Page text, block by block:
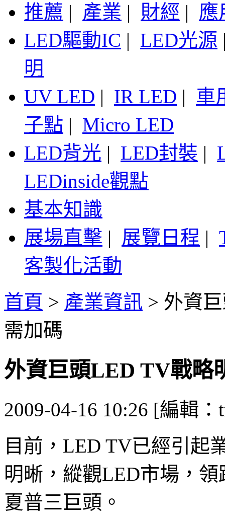
推薦 | 產業 | 財經 | 應
LED驅動IC | LED光源
明
UV LED | IR LED | 車
子點 | Micro LED
LED背光 | LED封裝 |
LEDinside觀點
基本知識
展場直擊 | 展覽日程 |
客製化活動
首頁 > 產業資訊 > 外資
需加碼
外資巨頭LED TV戰略
2009-04-16 10:26 [編輯：
目前，LED TV已經引起
明晰，縱觀LED市場，
夏普三巨頭。